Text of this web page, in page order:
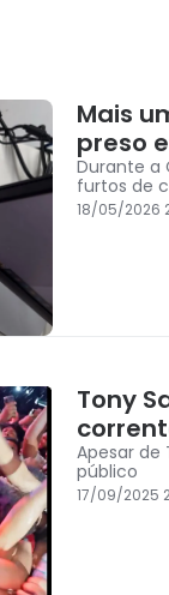
Mais
preso
Durante a
furtos de
18/05/2026
Tony
Apesar de
público
17/09/2025